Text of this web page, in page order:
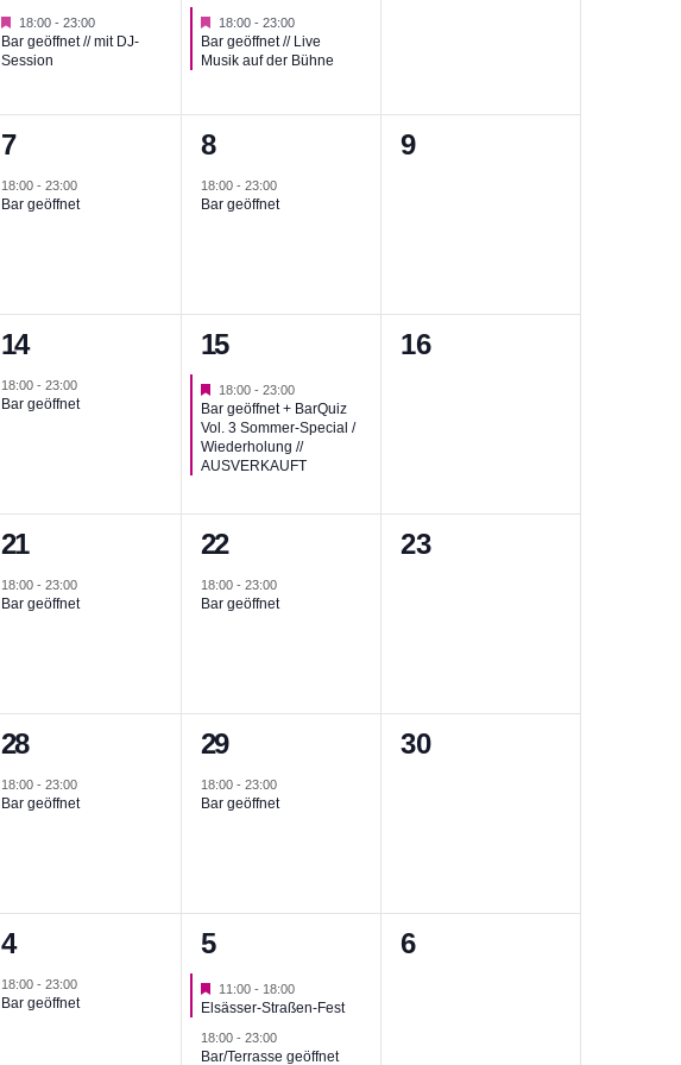
Hervorgehoben
18:00- 23:00
Bar geöffnet // mit DJ-
Session
Hervorgehoben
18:00- 23:00
Bar geöffnet // Live
Musik auf der Bühne
1
Veranstaltung,
7
18:00- 23:00
Bar geöffnet
1
Veranstaltung,
8
18:00- 23:00
Bar geöffnet
0
9
1
Veranstaltung,
14
18:00- 23:00
Bar geöffnet
1
Veranstaltung,
15
Hervorgehoben
18:00- 23:00
Bar geöffnet + BarQuiz
Vol. 3 Sommer-Special /
Wiederholung //
AUSVERKAUFT
0
16
1
Veranstaltung,
21
18:00- 23:00
Bar geöffnet
1
Veranstaltung,
22
18:00- 23:00
Bar geöffnet
0
23
1
Veranstaltung,
28
18:00- 23:00
Bar geöffnet
1
Veranstaltung,
29
18:00- 23:00
Bar geöffnet
0
30
1
Veranstaltung,
4
18:00- 23:00
Bar geöffnet
2
Veranstaltungen,
5
Hervorgehoben
11:00- 18:00
Elsässer-Straßen-Fest
18:00- 23:00
Bar/Terrasse geöffnet
0
6